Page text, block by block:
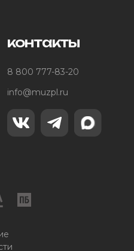
контакты
8 800 777-83-20
info@muzpl.ru